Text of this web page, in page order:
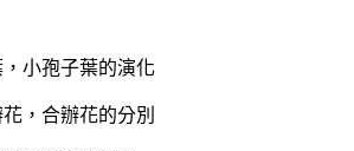
小孢子葉的演化
，合辦花的分別